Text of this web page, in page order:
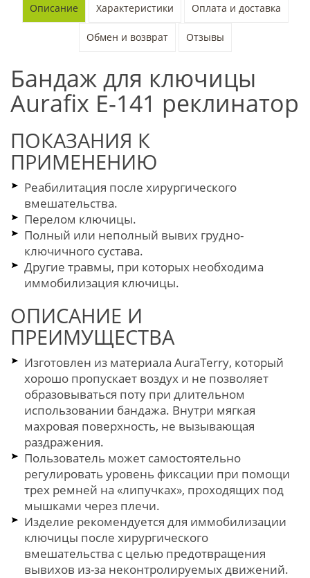
Описание Характеристики Оплата и доставка
Обмен и возврат Отзывы
Бандаж для ключицы
Aurafix E-141 реклинатор
ПОКАЗАНИЯ К
ПРИМЕНЕНИЮ
Реабилитация после хирургического
вмешательства.
Перелом ключицы.
Полный или неполный вывих грудно-
ключичного сустава.
Другие травмы, при которых необходима
иммобилизация ключицы.
ОПИСАНИЕ И
ПРЕИМУЩЕСТВА
Изготовлен из материала AuraTerry, который
хорошо пропускает воздух и не позволяет
образовываться поту при длительном
использовании бандажа. Внутри мягкая
махровая поверхность, не вызывающая
раздражения.
Пользователь может самостоятельно
регулировать уровень фиксации при помощи
трех ремней на «липучках», проходящих под
мышками через плечи.
Изделие рекомендуется для иммобилизации
ключицы после хирургического
вмешательства с целью предотвращения
вывихов из-за неконтролируемых движений.